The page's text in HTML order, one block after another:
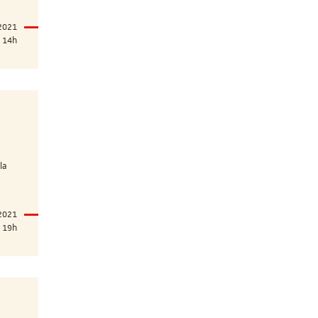
14h
19h